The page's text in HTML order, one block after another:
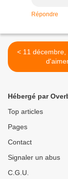
Répondre
< 11 décembre, l'intention
Hébergé par
Top articles
Pages
Contact
Signaler un abus
C.G.U.